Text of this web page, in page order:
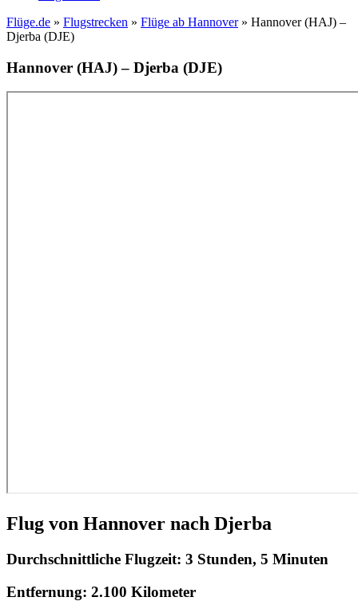
Flüge.de » Flugstrecken » Flüge ab Hannover» Hannover (HAJ) –
Djerba (DJE)
Hannover (HAJ) – Djerba (DJE)
Flug von Hannover nach Djerba
Durchschnittliche Flugzeit: 3 Stunden, 5 Minuten
Entfernung: 2.100 Kilometer